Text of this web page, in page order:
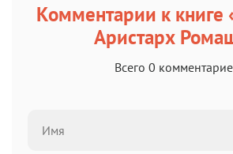
Комментарии к книге
Аристарх
Всего 0